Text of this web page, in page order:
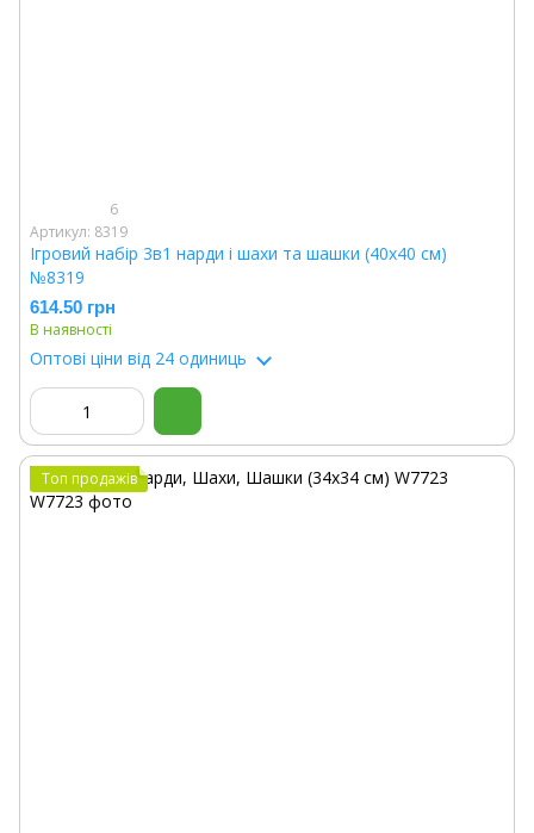
6
Артикул: 8319
Ігровий набір 3в1 нарди і шахи та шашки (40х40 см)
№8319
614.50 грн
В наявності
Оптові ціни від 24 одиниць
Топ продажів